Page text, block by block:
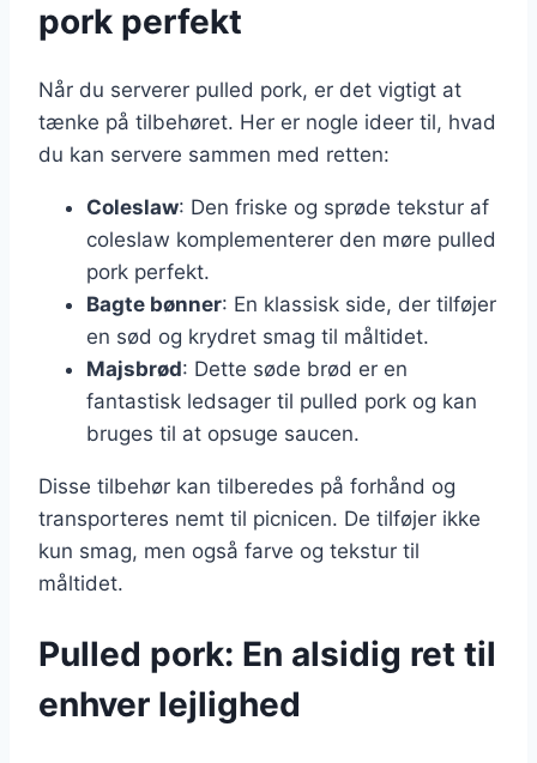
pork perfekt
Når du serverer pulled pork, er det vigtigt at
tænke på tilbehøret. Her er nogle ideer til, hvad
du kan servere sammen med retten:
Coleslaw: Den friske og sprøde tekstur af
coleslaw komplementerer den møre pulled
pork perfekt.
Bagte bønner: En klassisk side, der tilføjer
en sød og krydret smag til måltidet.
Majsbrød: Dette søde brød er en
fantastisk ledsager til pulled pork og kan
bruges til at opsuge saucen.
Disse tilbehør kan tilberedes på forhånd og
transporteres nemt til picnicen. De tilføjer ikke
kun smag, men også farve og tekstur til
måltidet.
Pulled pork: En alsidig ret til
enhver lejlighed